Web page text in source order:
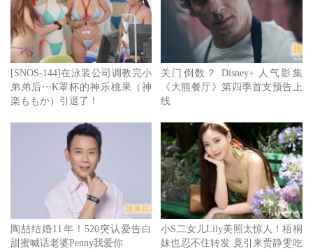
[SNOS-144]在泳装公司调教完小
弟弟后⋯K罩杯的神乐桃果（神
楽ももか）引退了！
关门倒数？ Disney+ 人气影集
《大熊餐厅》第四季首支预告上
线
陶喆结婚11年！520突认爱告白
甜蜜喊话老婆Penny我爱你
小S二女儿Lily美照太惊人！梧桐
妹也忍不住转发 竟引来贾静雯吃